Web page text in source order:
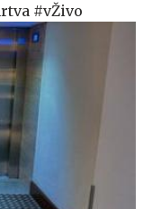
#vŽivo